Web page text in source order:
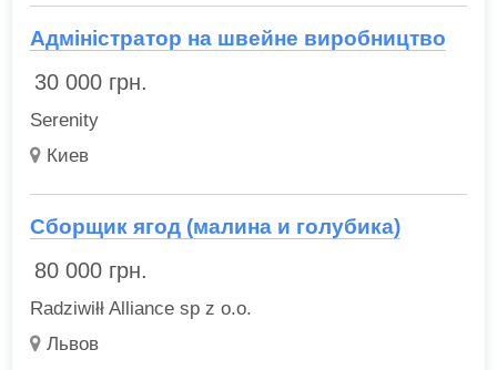
Адміністратор на швейне виробництво
30 000 грн.
Serenity
Киев
Сборщик ягод (малина и голубика)
80 000 грн.
Radziwiłł Alliance sp z o.o.
Львов